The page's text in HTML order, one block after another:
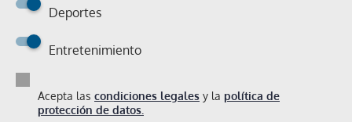
Deportes
Entretenimiento
Acepta las condiciones legales y la política de
protección de datos.